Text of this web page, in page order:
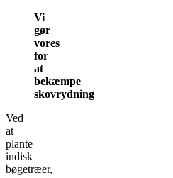
Vi
gør
vores
for
at
bekæmpe
skovrydning
Ved
at
plante
indisk
bøgetræer,